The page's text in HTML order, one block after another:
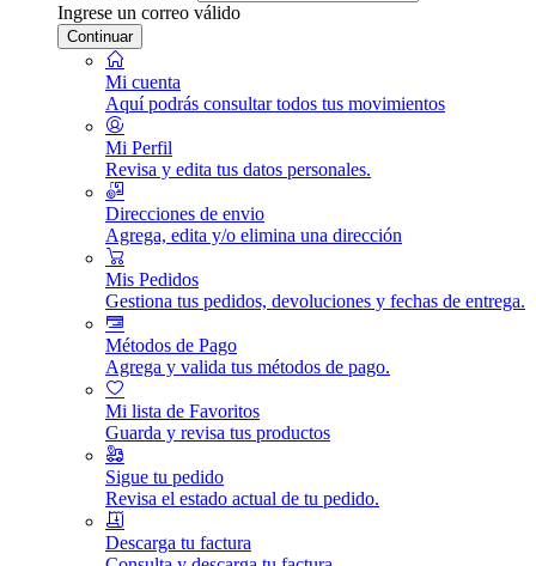
Ingrese un correo válido
Continuar
Mi cuenta
Aquí podrás consultar todos tus movimientos
Mi Perfil
Revisa y edita tus datos personales.
Direcciones de envio
Agrega, edita y/o elimina una dirección
Mis Pedidos
Gestiona tus pedidos, devoluciones y fechas de entrega.
Métodos de Pago
Agrega y valida tus métodos de pago.
Mi lista de Favoritos
Guarda y revisa tus productos
Sigue tu pedido
Revisa el estado actual de tu pedido.
Descarga tu factura